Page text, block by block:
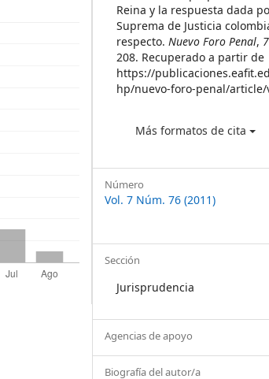
Reina y la respuesta dada
Suprema de Justicia
respecto.Nuevo Foro Penal, 7
208. Recuperado a partir de
https://
hp/nuevo-foro-penal/article/
Más formatos de cita
Número
Vol. 7 Núm. 76 (2011)
Sección
Jurisprudencia
Agencias de apoyo
Biografía del autor/a